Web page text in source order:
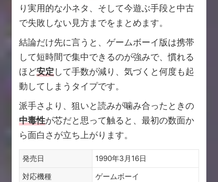
り実用的な小ネタ、そして今遊ぶ手段と中古
で失敗しない見方までをまとめます。
結論だけ先に言うと、ゲームボーイ版は携帯
して短時間で集中できるのが強みで、慣れる
ほど安定して手数が減り、気づくと何度も起
動してしまうタイプです。
派手さより、狙いと読みが噛み合ったときの
中毒性が芯だと思って触ると、最初の数面か
ら面白さが立ち上がります。
発売日
1990年3月16日
対応機種
ゲームボーイ